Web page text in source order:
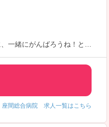
一緒にがんばろうね！とあ
てくれたのだと感動した。
間総合病院 求人一覧はこちら